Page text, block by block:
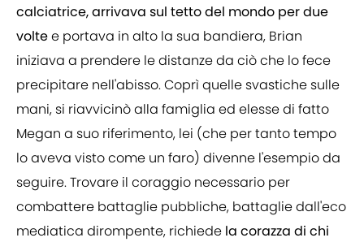
calciatrice, arrivava sul tetto del mondo per due
voltee portava in alto la sua bandiera, Brian
iniziava a prendere le distanze da ciò che lo fece
precipitare nell'abisso. Coprì quelle svastiche sulle
mani, si riavvicinò alla famiglia ed elesse di fatto
Megan a suo riferimento, lei (che per tanto tempo
lo aveva visto come un faro) divenne l'esempio da
seguire. Trovare il coraggio necessario per
combattere battaglie pubbliche, battaglie dall'eco
mediatica dirompente, richiede la corazza di chi